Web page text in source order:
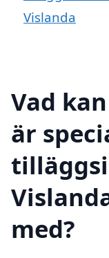
Vislanda
Vad
är
med?